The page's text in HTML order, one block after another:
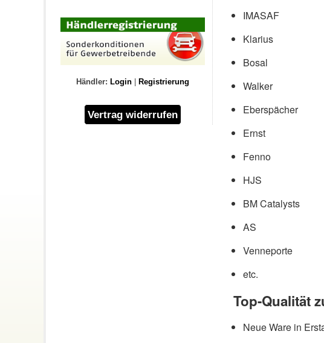
IMASAF
Klarius
Bosal
Walker
Eberspächer
Ernst
Fenno
HJS
BM Catalysts
AS
Venneporte
etc.
Top-Qualität
Neue Ware in
Händler: Login| Registrierung